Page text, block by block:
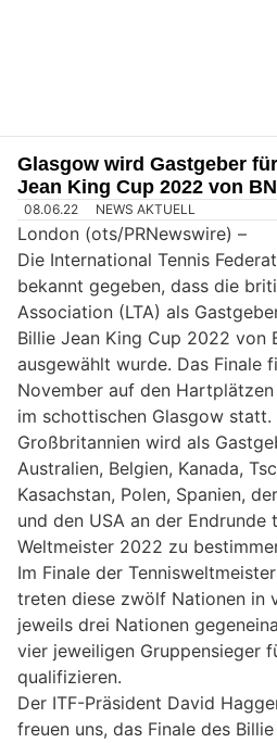
Glasgow wird Gastgeber
Jean King Cup 2022 von
08.06.22 NEWS AKTUELL
London (ots/PRNewswire) –
Die International Tennis
bekannt gegeben, dass die
Association (LTA) als
Billie Jean King Cup 2022 von
ausgewählt wurde. Das Finale
November auf den
im schottischen Glasgow statt.
Großbritannien wird als
Australien, Belgien, Kanada,
Kasachstan, Polen, Spanien,
und den USA an der Endrunde
Weltmeister 2022 zu
Im Finale der
treten diese zwölf Nationen in
jeweils drei Nationen
vier jeweiligen Gruppensieger
qualifizieren.
Der ITF-Präsident David
freuen uns, das Finale des